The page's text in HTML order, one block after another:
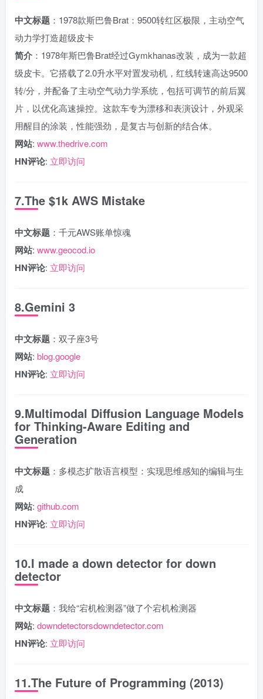
中文标题 ：1978款斯巴鲁Brat：9500转红区极限，主动空气
动力学打造超级皮卡
简介 ：1978年斯巴鲁Brat经过Gymkhanas改装，成为一款超
级皮卡。它搭载了2.0升水平对置发动机，红线转速高达9500
转/分，并配备了主动空气动力学系统，包括可调节的前后翼
片，以优化高速操控。这款车专为漂移和表演设计，外观采
用醒目的涂装，性能强劲，是复古与创新的结合体。
网站: www.thedrive.com
HN评论: 立即访问
7.The $1k AWS Mistake
中文标题 ：千元AWS账单惊魂
网站: www.geocod.io
HN评论: 立即访问
8.Gemini 3
中文标题 ：双子座3号
网站: blog.google
HN评论: 立即访问
9.Multimodal Diffusion Language Models
for Thinking-Aware Editing and
Generation
中文标题 ：多模态扩散语言模型：实现思维感知的编辑与生
成
网站: github.com
HN评论: 立即访问
10.I made a down detector for down
detector
中文标题 ：我给“宕机检测器”做了个宕机检测器
网站: downdetectorsdowndetector.com
HN评论: 立即访问
11.The Future of Programming (2013)